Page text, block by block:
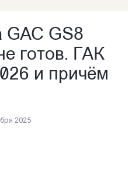
GAC GS8
готов. ГАК
и причём
2025